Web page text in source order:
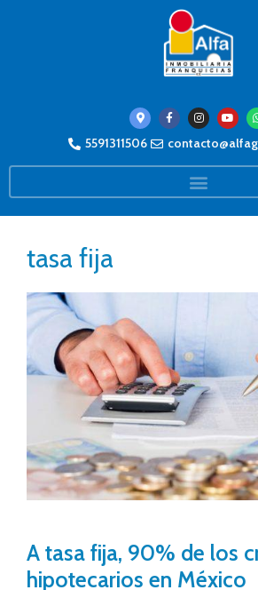
5591311506
tasa fija
A tasa fija, 90% de los
hipotecarios en México